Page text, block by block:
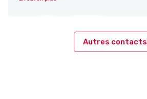
Autres contacts